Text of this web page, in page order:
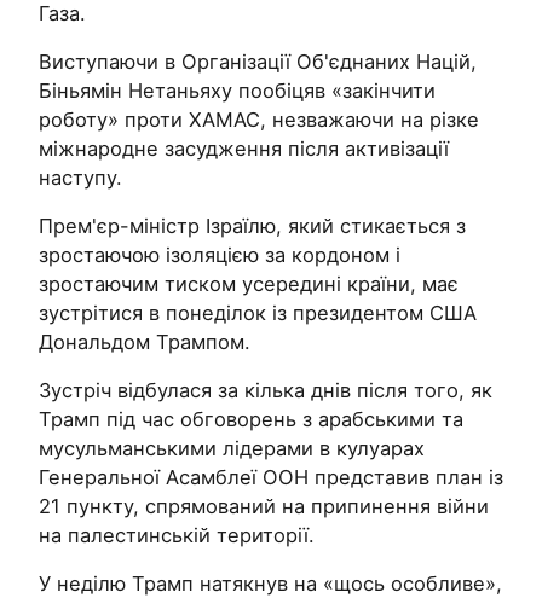
Газа.
Виступаючи в Організації Об'єднаних Націй,
Біньямін Нетаньяху пообіцяв «закінчити
роботу» проти ХАМАС, незважаючи на різке
міжнародне засудження після активізації
наступу.
Прем'єр-міністр Ізраїлю, який стикається з
зростаючою ізоляцією за кордоном і
зростаючим тиском усередині країни, має
зустрітися в понеділок із президентом США
Дональдом Трампом.
Зустріч відбулася за кілька днів після того, як
Трамп під час обговорень з арабськими та
мусульманськими лідерами в кулуарах
Генеральної Асамблеї ООН представив план із
21 пункту, спрямований на припинення війни
на палестинській території.
У неділю Трамп натякнув на «щось особливе»,